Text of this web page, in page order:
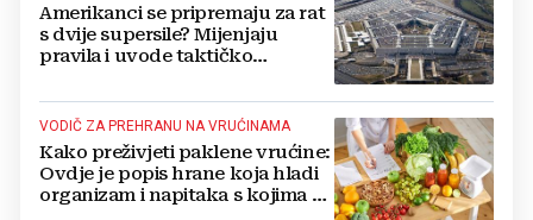
Amerikanci se pripremaju za rat
s dvije supersile? Mijenjaju
pravila i uvode taktičko
VODIČ ZA PREHRANU NA VRUĆINAMA
Kako preživjeti paklene vrućine:
Ovdje je popis hrane koja hladi
organizam i napitaka s kojima si